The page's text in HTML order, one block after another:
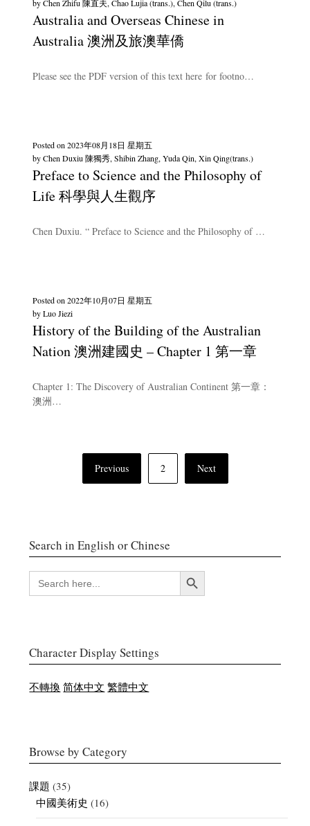
Australia and Overseas Chinese in
Australia 澳洲及旅澳華僑
byChen Zhifu 陳直夫, Chao Lujia (trans.), Chen Qilu (trans.)
Please see the PDF version of this text here for footno…
Preface to Science and the Philosophy of
Life 科學與人生觀序
Posted on2023年08月18日 星期五
byChen Duxiu 陳獨秀, Shibin Zhang, Yuda Qin, Xin Qing(trans.)
Chen Duxiu. “ Preface to Science and the Philosophy of …
History of the Building of the Australian
Nation 澳洲建國史 – Chapter 1 第一章
Posted on2022年10月07日 星期五
byLuo Jiezi
Chapter 1: The Discovery of Australian Continent 第一章：
澳洲…
航
Previous 2 Next
Search in English or Chinese
SEARCH
FOR:
搜索按鈕
Character Display Settings
不轉換 简体中文 繁體中文
Browse by Category
課題 (35)
中國美術史 (16)